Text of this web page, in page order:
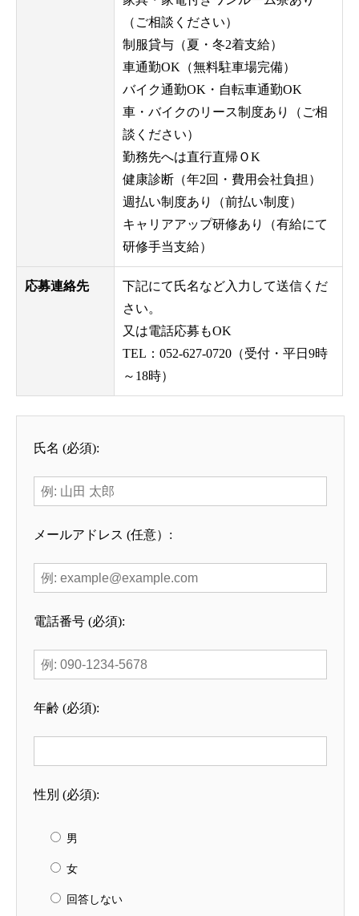
（ご相談ください）
制服貸与（夏・冬2着支給）
車通勤OK（無料駐車場完備）
バイク通勤OK・自転車通勤OK
車・バイクのリース制度あり（ご相
談ください）
勤務先へは直行直帰ＯK
健康診断（年2回・費用会社負担）
週払い制度あり（前払い制度）
キャリアアップ研修あり（有給にて
研修手当支給）
応募連絡先
下記にて氏名など入力して送信くだ
さい。
又は電話応募もOK
TEL：052-627-0720（受付・平日9時
～18時）
氏名 (必須):
メールアドレス (任意）:
電話番号 (必須):
年齢 (必須):
性別 (必須):
男
女
回答しない